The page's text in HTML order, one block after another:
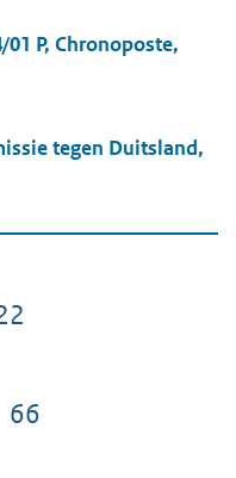
01 P, Chronoposte,
tegen Duitsland,
Pagina
Pagina
66